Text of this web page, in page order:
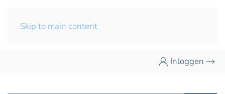
Skip to main content
Inloggen